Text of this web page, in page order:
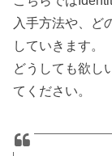
入手方法や、ど
していきます。
どうしても欲し
てください。